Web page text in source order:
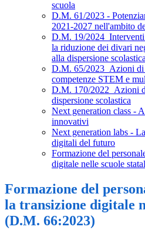
scuola
D.M. 61/2023 -
2021-2027 nell'ambito
D.M. 19/
la riduzione dei divari
alla dispersione scolastica
D.M. 65/2023_Azioni di
competenze STEM e
D.M. 170/2022_Azioni
dispersione scolastica
Next generation class -
innovativi
Next generation labs -
digitali del futuro
Formazione del
digitale nelle scuole
Formazione del
la transizione digitale
(D.M. 66:2023)